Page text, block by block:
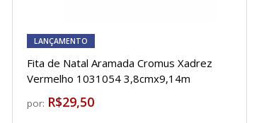
LANÇAMENTO
Fita de Natal Aramada Cromus Xadrez
Vermelho 1031054 3,8cmx9,14m
por: R$29,50